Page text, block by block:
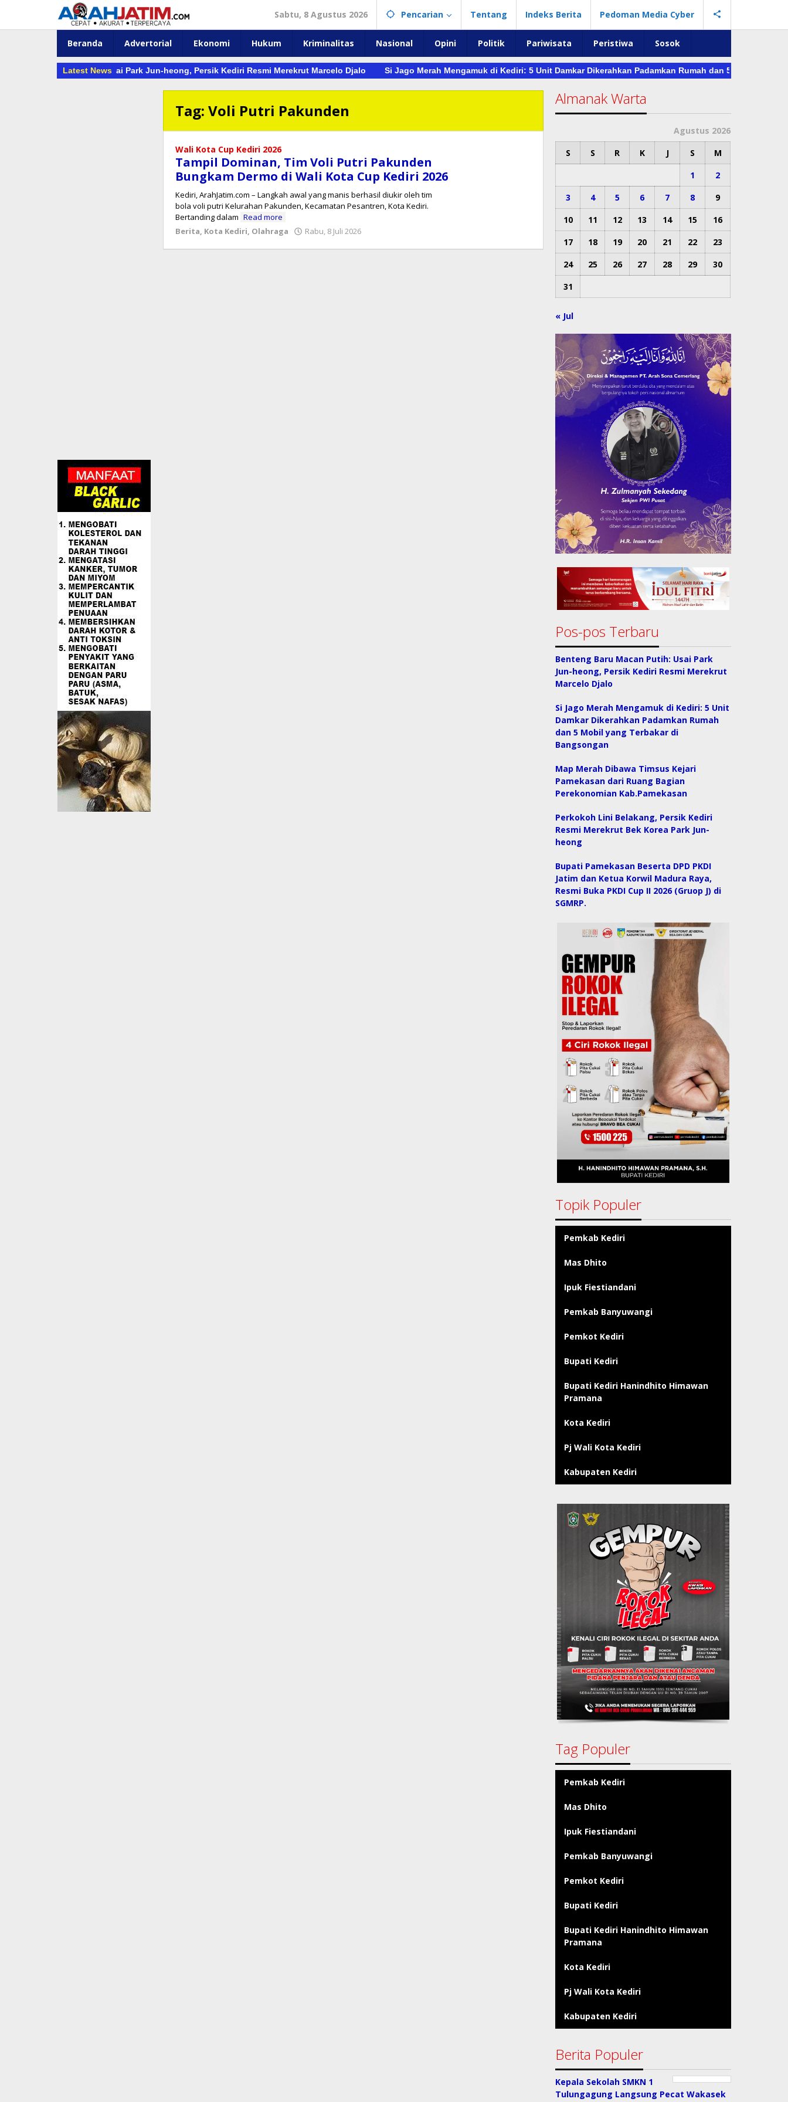
konten
Sabtu, 8 Agustus 2026 Pencarian Tentang Indeks Berita Pedoman Media Cyber
Beranda Advertorial Ekonomi Hukum Kriminalitas Nasional Opini Politik Pariwisata Peristiwa Sosok
Latest News
Macan Putih: Usai Park Jun-heong, Persik Kediri Resmi Merekrut Marcelo Djalo Si Jago Merah Mengamuk di Kediri: 5 Unit Damkar Dikerahkan Padamkan Rumah dan 5 Mobil yang
Tag:Voli Putri Pakunden
Wali Kota Cup Kediri 2026
Tampil Dominan, Tim Voli Putri Pakunden
Bungkam Dermo di Wali Kota Cup Kediri 2026
​Kediri, ArahJatim.com – Langkah awal yang manis berhasil diukir oleh tim
bola voli putri Kelurahan Pakunden, Kecamatan Pesantren, Kota Kediri.
Bertanding dalam Read more
Berita, Kota Kediri, Olahraga Rabu, 8 Juli 2026
Almanak Warta
Agustus 2026
S
S R K J S
M
1
2
3
4 5 6 7 8
9
10
11 12 13 14 15
16
17
18 19 20 21 22
23
24
25 26 27 28 29
30
31
« Jul
Pos-pos Terbaru
Benteng Baru Macan Putih: Usai Park
Jun-heong, Persik Kediri Resmi Merekrut
Marcelo Djalo
Si Jago Merah Mengamuk di Kediri: 5 Unit
Damkar Dikerahkan Padamkan Rumah
dan 5 Mobil yang Terbakar di
Bangsongan
Map Merah Dibawa Timsus Kejari
Pamekasan dari Ruang Bagian
Perekonomian Kab.Pamekasan
Perkokoh Lini Belakang, Persik Kediri
Resmi Merekrut Bek Korea Park Jun-
heong
Bupati Pamekasan Beserta DPD PKDI
Jatim dan Ketua Korwil Madura Raya,
Resmi Buka PKDI Cup II 2026 (Gruop J) di
SGMRP.
Topik Populer
Pemkab Kediri
Mas Dhito
Ipuk Fiestiandani
Pemkab Banyuwangi
Pemkot Kediri
Bupati Kediri
Bupati Kediri Hanindhito Himawan
Pramana
Kota Kediri
Pj Wali Kota Kediri
Kabupaten Kediri
Tag Populer
Pemkab Kediri
Mas Dhito
Ipuk Fiestiandani
Pemkab Banyuwangi
Pemkot Kediri
Bupati Kediri
Bupati Kediri Hanindhito Himawan
Pramana
Kota Kediri
Pj Wali Kota Kediri
Kabupaten Kediri
Berita Populer
Kepala Sekolah SMKN 1
Tulungagung Langsung Pecat Wakasek